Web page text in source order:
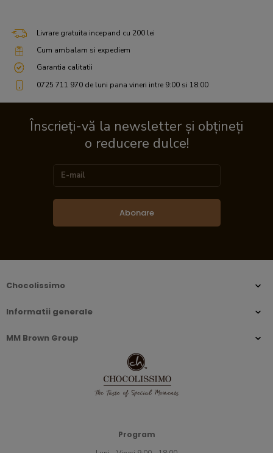
Livrare gratuita incepand cu 200 lei
Cum ambalam si expediem
Garantia calitatii
0725 711 970 de luni pana vineri intre 9:00 si 18:00
Înscrieți-vă la newsletter și obțineți
o reducere dulce!
Abonare
Chocolissimo
Informatii generale
MM Brown Group
Program